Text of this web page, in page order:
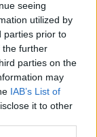
seeing
utilized by
parties prior to
the further
parties on the
may
IAB’s List of
it to other
Vidéos